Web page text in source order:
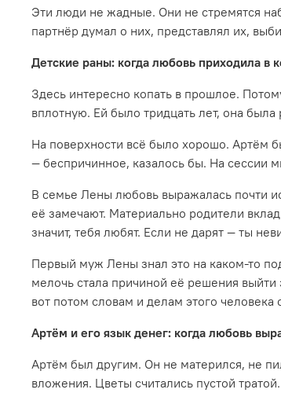
Эти люди не жадные. Они не стремятся
партнёр думал о них, представлял их,
Детские раны: когда любовь приходила в
Здесь интересно копать в прошлое.
вплотную. Ей было тридцать лет, она
На поверхности всё было хорошо. Артём
— беспричинное, казалось бы. На сессии
В семье Лены любовь выражалась почти
её замечают. Материально родители
значит, тебя любят. Если не дарят — ты
Первый муж Лены знал это на каком-то
мелочь стала причиной её решения выйти
вот потом словам и делам этого
Артём и его язык денег: когда любовь
Артём был другим. Он не матерился, не
вложения. Цветы считались пустой